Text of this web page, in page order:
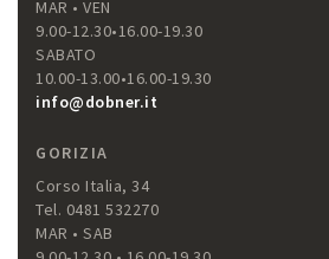
MAR • VEN
9.00-12.30•16.00-19.30
SABATO
10.00-13.00•16.00-19.30
info@dobner.it
GORIZIA
Corso Italia, 34
Tel. 0481 532270
MAR • SAB